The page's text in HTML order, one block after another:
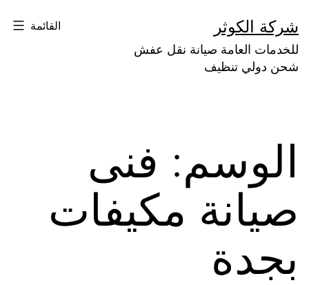
إلى
المحتوى
شركة الكوثر
للخدمات العامة صيانة نقل عفش
شحن دولي تنظيف
القائمة
الوسم: فنى
صيانة مكيفات
بجدة